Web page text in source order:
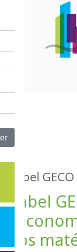
Label GECO
Label
vos